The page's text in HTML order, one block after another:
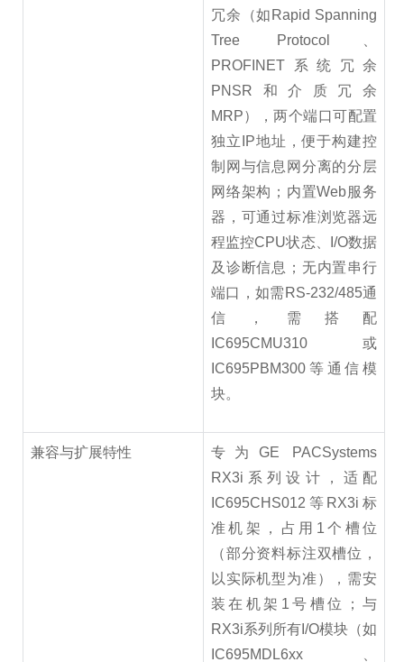
冗余（如Rapid Spanning
Tree Protocol、
PROFINET系统冗余
PNSR和介质冗余
MRP），两个端口可配置
独立IP地址，便于构建控
制网与信息网分离的分层
网络架构；内置Web服务
器，可通过标准浏览器远
程监控CPU状态、I/O数据
及诊断信息；无内置串行
端口，如需RS-232/485通
信，需搭配
IC695CMU310或
IC695PBM300等通信模
块。
兼容与扩展特性
专为GE PACSystems
RX3i系列设计，适配
IC695CHS012等RX3i标
准机架，占用1个槽位
（部分资料标注双槽位，
以实际机型为准），需安
装在机架1号槽位；与
RX3i系列所有I/O模块（如
IC695MDL6xx、